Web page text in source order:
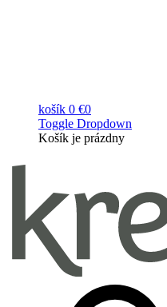
košík 0 €0
Toggle Dropdown
Košík je prázdny